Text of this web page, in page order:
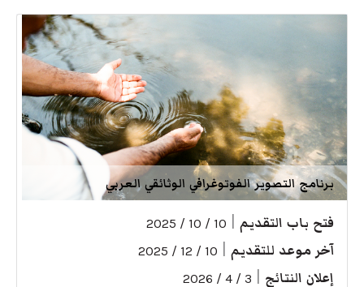
برنامج التصوير الفوتوغرافي الوثائقي العربي
فتح باب التقديم 10 / 10 / 2025
آخر موعد للتقديم 10 / 12 / 2025
إعلان النتائج 3 / 4 / 2026